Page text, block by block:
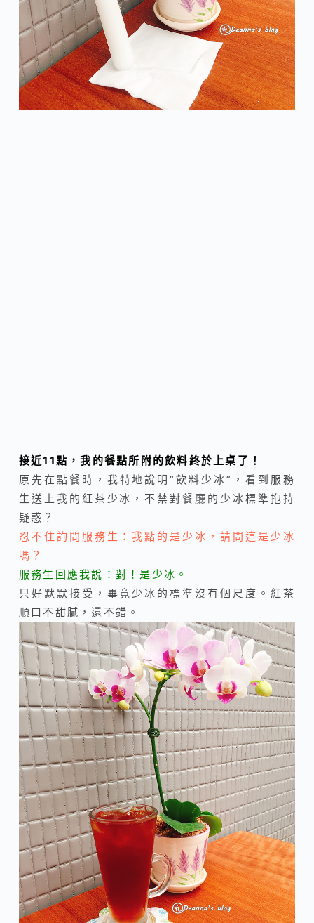
接近11點，我的餐點所附的飲料終於上桌了！
原先在點餐時，我特地說明“飲料少冰”，看到服務
生送上我的紅茶少冰，不禁對餐廳的少冰標準抱持
疑惑？
忍不住詢問服務生：我點的是少冰，請問這是少冰
嗎？
服務生回應我說：對！是少冰。
只好默默接受，畢竟少冰的標準沒有個尺度。紅茶
順口不甜膩，還不錯。